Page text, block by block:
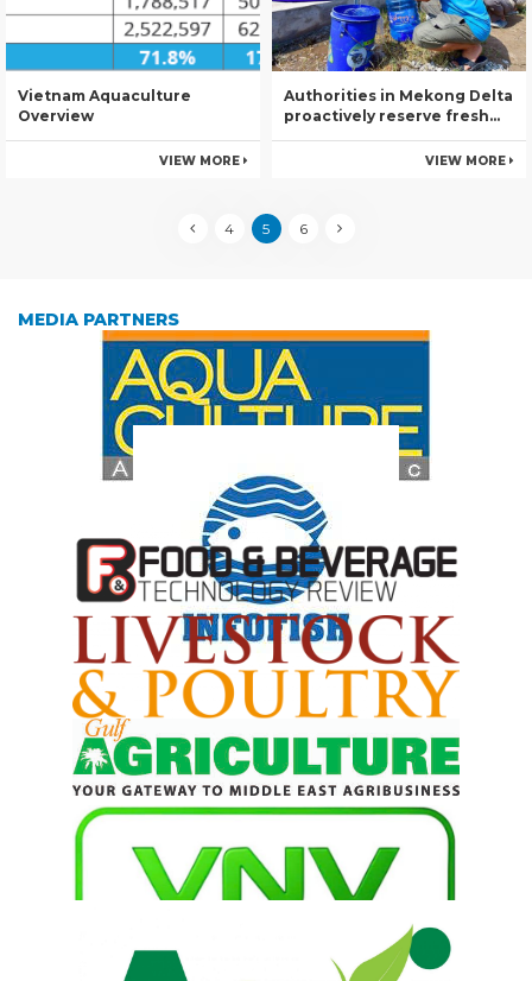
Vietnam Aquaculture
Overview
VIEW MORE
Authorities in Mekong Delta
proactively reserve fresh
VIEW MORE
4 5 6
MEDIA PARTNERS